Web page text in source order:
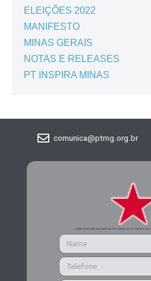
ELEIÇÕES 2022
MANIFESTO
MINAS GERAIS
NOTAS E RELEASES
PT INSPIRA MINAS
comunica@ptmg.org.br
CADASTRE-SE PARA RECEBER MAIS INFORMAÇÕES DO PARTIDO